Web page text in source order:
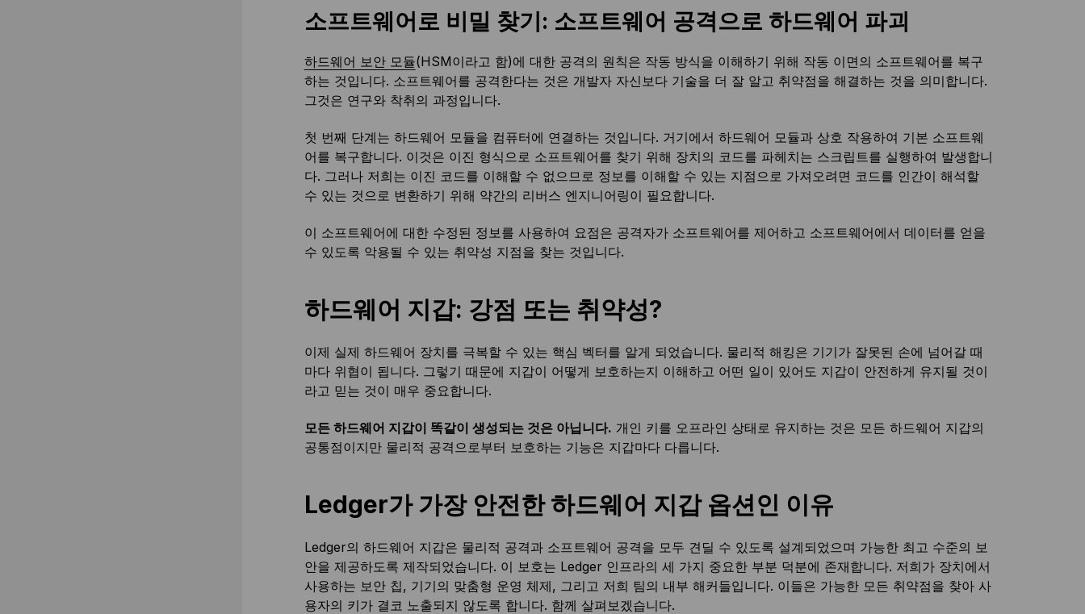
소프트웨어로 비밀 찾기: 소프트웨어 공격으로 하드웨어 파괴
하드웨어 보안 모듈(HSM이라고 함)에 대한 공격의 원칙은 작동 방식을 이해하기 위해 작동 이면의 소프트웨어를 복구
하는 것입니다. 소프트웨어를 공격한다는 것은 개발자 자신보다 기술을 더 잘 알고 취약점을 해결하는 것을 의미합니다.
그것은 연구와 착취의 과정입니다.
첫 번째 단계는 하드웨어 모듈을 컴퓨터에 연결하는 것입니다. 거기에서 하드웨어 모듈과 상호 작용하여 기본 소프트웨
어를 복구합니다. 이것은 이진 형식으로 소프트웨어를 찾기 위해 장치의 코드를 파헤치는 스크립트를 실행하여 발생합니
다. 그러나 저희는 이진 코드를 이해할 수 없으므로 정보를 이해할 수 있는 지점으로 가져오려면 코드를 인간이 해석할
수 있는 것으로 변환하기 위해 약간의 리버스 엔지니어링이 필요합니다.
이 소프트웨어에 대한 수정된 정보를 사용하여 요점은 공격자가 소프트웨어를 제어하고 소프트웨어에서 데이터를 얻을
수 있도록 악용될 수 있는 취약성 지점을 찾는 것입니다.
하드웨어 지갑: 강점 또는 취약성?
이제 실제 하드웨어 장치를 극복할 수 있는 핵심 벡터를 알게 되었습니다. 물리적 해킹은 기기가 잘못된 손에 넘어갈 때
마다 위협이 됩니다. 그렇기 때문에 지갑이 어떻게 보호하는지 이해하고 어떤 일이 있어도 지갑이 안전하게 유지될 것이
라고 믿는 것이 매우 중요합니다.
모든 하드웨어 지갑이 똑같이 생성되는 것은 아닙니다. 개인 키를 오프라인 상태로 유지하는 것은 모든 하드웨어 지갑의
공통점이지만 물리적 공격으로부터 보호하는 기능은 지갑마다 다릅니다.
Ledger가 가장 안전한 하드웨어 지갑 옵션인 이유
Ledger의 하드웨어 지갑은 물리적 공격과 소프트웨어 공격을 모두 견딜 수 있도록 설계되었으며 가능한 최고 수준의 보
안을 제공하도록 제작되었습니다. 이 보호는 Ledger 인프라의 세 가지 중요한 부분 덕분에 존재합니다. 저희가 장치에서
사용하는 보안 칩, 기기의 맞춤형 운영 체제, 그리고 저희 팀의 내부 해커들입니다. 이들은 가능한 모든 취약점을 찾아 사
용자의 키가 결코 노출되지 않도록 합니다. 함께 살펴보겠습니다.